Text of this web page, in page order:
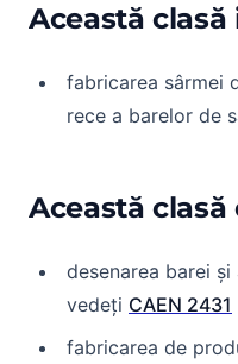
Această clasă
fabricarea sârmei
rece a barelor de
Această clasă
desenarea barei
vedeți CAEN 2431
fabricarea de